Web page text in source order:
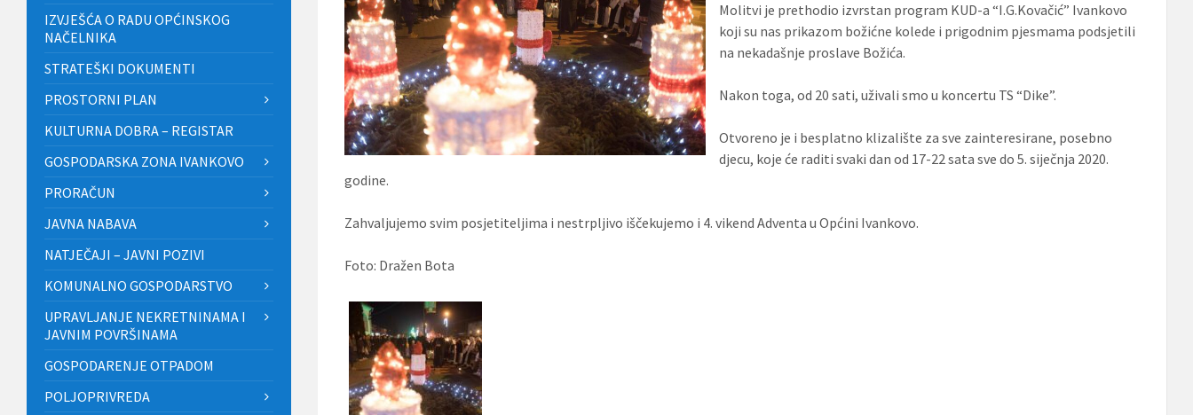
Molitvi je prethodio izvrstan program KUD-a “I.G.Kovačić” Ivankovo
koji su nas prikazom božićne kolede i prigodnim pjesmama podsjetili
na nekadašnje proslave Božića.
Nakon toga, od 20 sati, uživali smo u koncertu TS “Dike”.
Otvoreno je i besplatno klizalište za sve zainteresirane, posebno
djecu, koje će raditi svaki dan od 17-22 sata sve do 5. siječnja 2020.
godine.
Zahvaljujemo svim posjetiteljima i nestrpljivo iščekujemo i 4. vikend Adventa u Općini Ivankovo.
Foto: Dražen Bota
IZVJEŠĆA O RADU OPĆINSKOG
NAČELNIKA
STRATEŠKI DOKUMENTI
PROSTORNI PLAN
KULTURNA DOBRA – REGISTAR
GOSPODARSKA ZONA IVANKOVO
PRORAČUN
JAVNA NABAVA
NATJEČAJI – JAVNI POZIVI
KOMUNALNO GOSPODARSTVO
UPRAVLJANJE NEKRETNINAMA I
JAVNIM POVRŠINAMA
GOSPODARENJE OTPADOM
POLJOPRIVREDA